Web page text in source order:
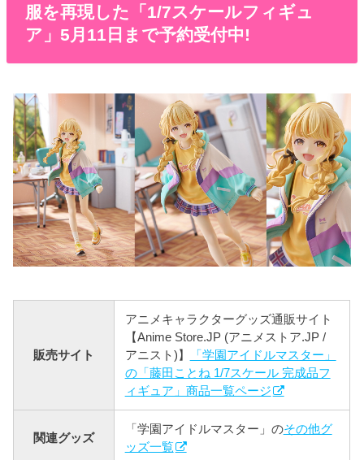
服を再現した「1/7スケールフィギュ
ア」5月11日まで予約受付中!
販売サイト
アニメキャラクターグッズ通販サイト
【Anime Store.JP (アニメストア.JP /
アニスト)】
「学園アイドルマスター」
の「藤田ことね 1/7スケール 完成品フ
ィギュア」商品一覧ページ
関連グッズ
「学園アイドルマスター」のその他グ
ッズ一覧